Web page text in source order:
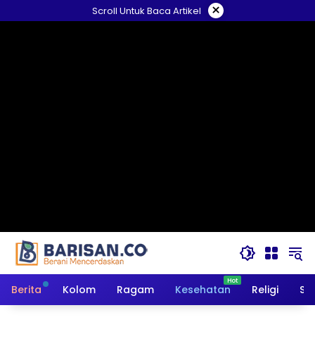
ke
Scroll Untuk Baca Artikel ×
Berita Kolom Ragam Kesehatan Religi